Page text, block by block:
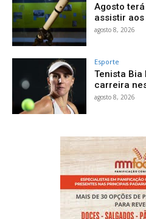
Agosto
assistir
agosto 8, 2026
Esporte
Tenista Bia
carreira
agosto 8, 2026